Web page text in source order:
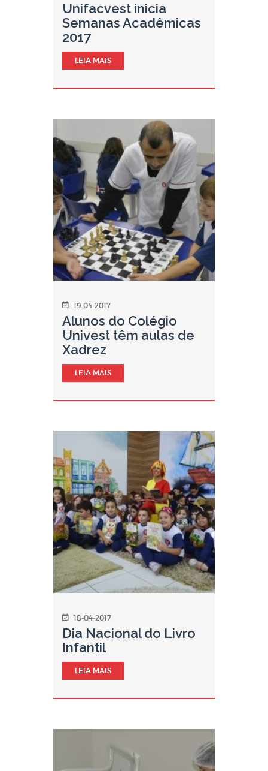
Unifacvest inicia
Semanas Acadêmicas
2017
LEIA MAIS
19-04-2017
Alunos do Colégio
Univest têm aulas de
Xadrez
LEIA MAIS
18-04-2017
Dia Nacional do Livro
Infantil
LEIA MAIS